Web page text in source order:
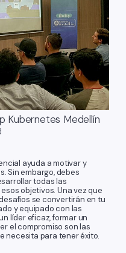
Kubernetes Medellín
ayuda a motivar y
Sin embargo, debes
todas las
objetivos. Una vez que
se convertirán en tu
y equipado con las
líder eficaz, formar un
el compromiso son las
necesita para tener éxito.